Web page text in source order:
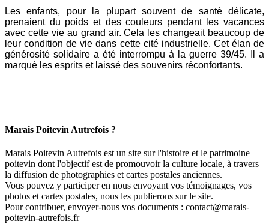
Les enfants, pour la plupart souvent de santé délicate,
prenaient du poids et des couleurs pendant les vacances
avec cette vie au grand air. Cela les changeait beaucoup de
leur condition de vie dans cette cité industrielle. Cet élan de
générosité solidaire a été interrompu à la guerre 39/45. Il a
marqué les esprits et laissé des souvenirs réconfortants.
Marais Poitevin Autrefois ?
Marais Poitevin Autrefois est un site sur l'histoire et le patrimoine
poitevin dont l'objectif est de promouvoir la culture locale, à travers
la diffusion de photographies et cartes postales anciennes.
Vous pouvez y participer en nous envoyant vos témoignages, vos
photos et cartes postales, nous les publierons sur le site.
Pour contribuer, envoyer-nous vos documents : contact@marais-
poitevin-autrefois.fr